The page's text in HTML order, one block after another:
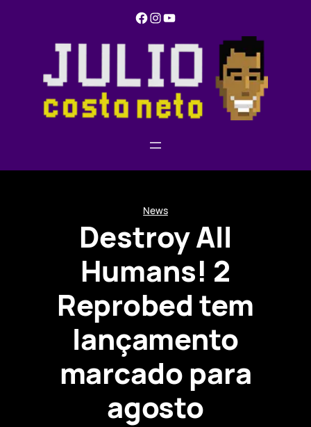
Facebook Instagram YouTube
News
Destroy All
Humans! 2
Reprobed tem
lançamento
marcado para
agosto